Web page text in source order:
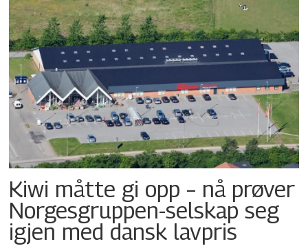
Kiwi måtte gi opp – nå prøver
Norgesgruppen-selskap seg
igjen med dansk lavpris